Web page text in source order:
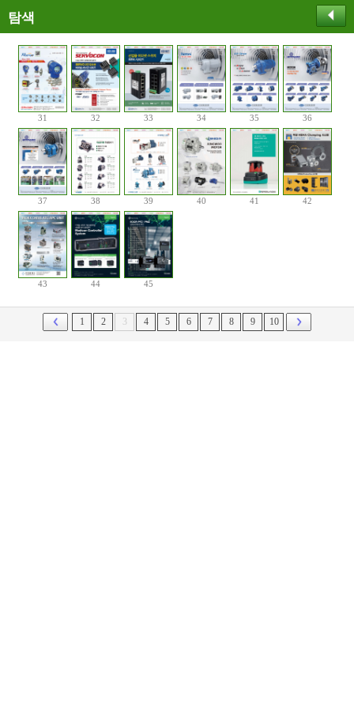
탐색
31 32 33 34 35 36
37 38 39 40 41 42
43 44 45
1 2 3 4 5 6 7 8 9 10